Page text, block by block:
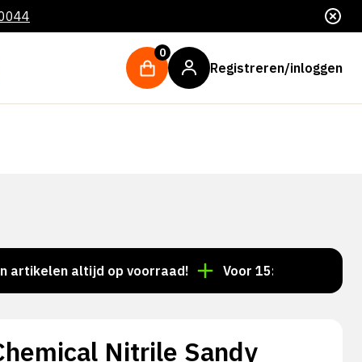
0
Registreren/inloggen
altijd op voorraad! Voor 15:00 besteld =
Nitrile Sandy